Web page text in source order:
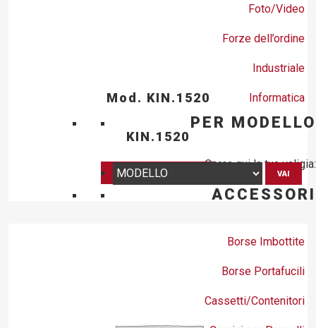
Foto/Video
Forze dell’ordine
Industriale
Informatica
PER MODELLO
Cerca qui la tua valigia:
VAI
ACCESSORI
Borse Imbottite
Borse Portafucili
Cassetti/Contenitori
Mod. KIN.1520
KIN.1520
REQUEST INFORMATION